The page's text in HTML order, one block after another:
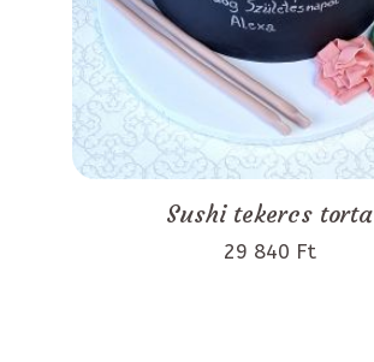
Sushi tekercs torta
29 840 Ft